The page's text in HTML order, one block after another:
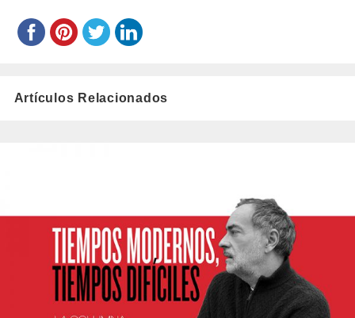
Artículos Relacionados